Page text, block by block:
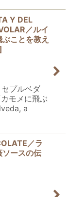
Y DEL
／ルイ
ことを教え
プルベダ
モメに飛ぶ
a
／ラ
ソースの伝